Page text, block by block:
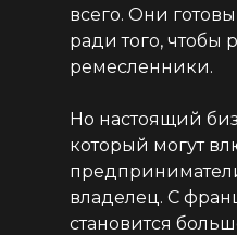
всего. Они
ради того, чтобы
ремесленники.
Но настоящий
который могут
владелец. С
становится